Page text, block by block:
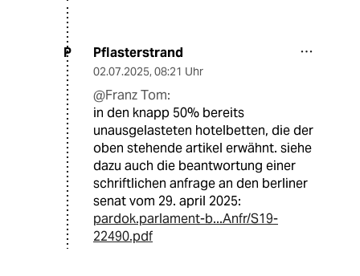
P Pflasterstrand
02.07.2025, 08:21 Uhr
@Franz Tom:
in den knapp 50% bereits
unausgelasteten hotelbetten, die der
oben stehende artikel erwähnt. siehe
dazu auch die beantwortung einer
schriftlichen anfrage an den berliner
senat vom 29. april 2025:
pardok.parlament-b...Anfr/S19-
22490.pdf